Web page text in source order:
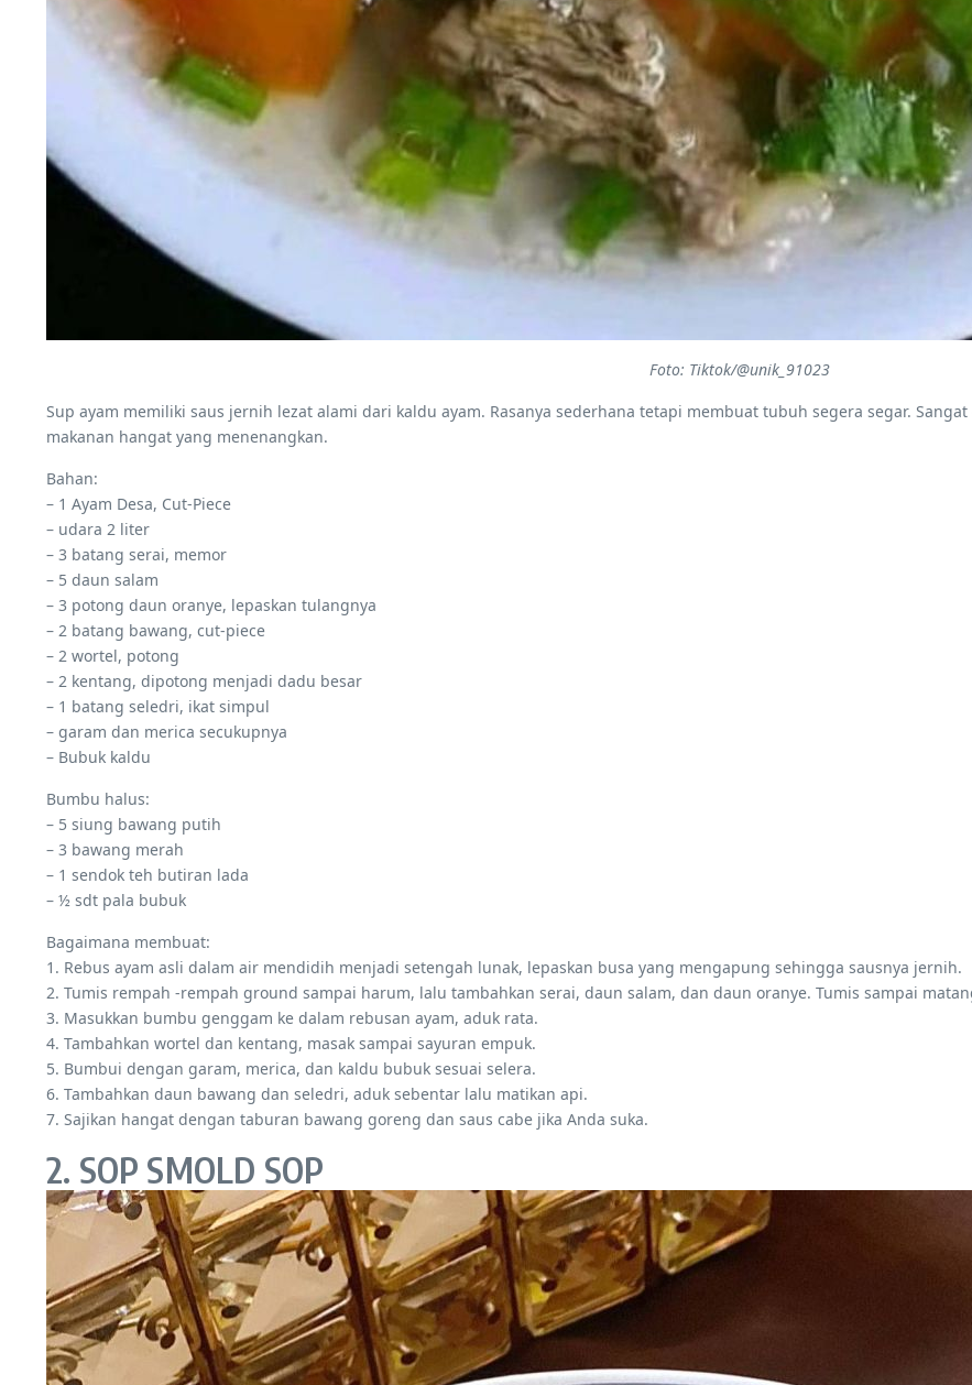
Foto: Tiktok/@unik_91023
Sup ayam memiliki saus jernih lezat alami dari kaldu ayam. Rasanya sederhana tetapi membuat tubuh segera segar.
makanan hangat yang menenangkan.
Bahan:
– 1 Ayam Desa, Cut-Piece
– udara 2 liter
– 3 batang serai, memor
– 5 daun salam
– 3 potong daun oranye, lepaskan tulangnya
– 2 batang bawang, cut-piece
– 2 wortel, potong
– 2 kentang, dipotong menjadi dadu besar
– 1 batang seledri, ikat simpul
– garam dan merica secukupnya
– Bubuk kaldu
Bumbu halus:
– 5 siung bawang putih
– 3 bawang merah
– 1 sendok teh butiran lada
– ½ sdt pala bubuk
Bagaimana membuat:
1. Rebus ayam asli dalam air mendidih menjadi setengah lunak, lepaskan busa yang mengapung sehingga sausnya jernih.
2. Tumis rempah -rempah ground sampai harum, lalu tambahkan serai, daun salam, dan daun oranye. Tumis sampai
3. Masukkan bumbu genggam ke dalam rebusan ayam, aduk rata.
4. Tambahkan wortel dan kentang, masak sampai sayuran empuk.
5. Bumbui dengan garam, merica, dan kaldu bubuk sesuai selera.
6. Tambahkan daun bawang dan seledri, aduk sebentar lalu matikan api.
7. Sajikan hangat dengan taburan bawang goreng dan saus cabe jika Anda suka.
2. SOP SMOLD SOP